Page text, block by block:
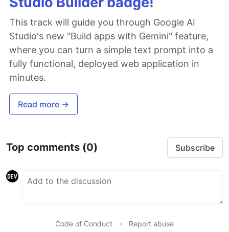
This track will guide you through Google AI
Studio's new "Build apps with Gemini" feature,
where you can turn a simple text prompt into a
fully functional, deployed web application in
minutes.
Read more →
Top comments (0) Subscribe
Code of Conduct • Report abuse